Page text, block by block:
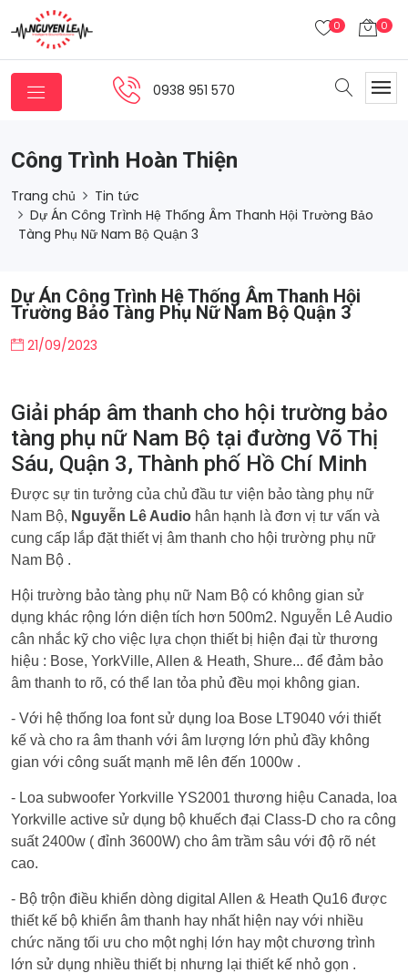
0 0
0938 951 570
Công Trình Hoàn Thiện
Trang chủ
Tin tức
Dự Án Công Trình Hệ Thống Âm Thanh Hội Trường Bảo
Tàng Phụ Nữ Nam Bộ Quận 3
Dự Án Công Trình Hệ Thống Âm Thanh Hội
Trường Bảo Tàng Phụ Nữ Nam Bộ Quận 3
21/09/2023
Giải pháp âm thanh cho hội trường bảo
tàng phụ nữ Nam Bộ tại đường Võ Thị
Sáu, Quận 3, Thành phố Hồ Chí Minh
Được sự tin tưởng của chủ đầu tư viện bảo tàng phụ nữ
Nam Bộ, Nguyễn Lê Audio hân hạnh là đơn vị tư vấn và
cung cấp lắp đặt thiết vị âm thanh cho hội trường phụ nữ
Nam Bộ .
Hội trường bảo tàng phụ nữ Nam Bộ có không gian sử
dụng khác rộng lớn diện tích hơn 500m2. Nguyễn Lê Audio
cân nhắc kỹ cho việc lựa chọn thiết bị hiện đại từ thương
hiệu : Bose, YorkVille, Allen & Heath, Shure... để đảm bảo
âm thanh to rõ, có thể lan tỏa phủ đều mọi không gian.
- Với hệ thống loa font sử dụng loa Bose LT9040 với thiết
kế và cho ra âm thanh với âm lượng lớn phủ đầy không
gian với công suất mạnh mẽ lên đến 1000w .
- Loa subwoofer Yorkville YS2001 thương hiệu Canada, loa
Yorkville active sử dụng bộ khuếch đại Class-D cho ra công
suất 2400w ( đỉnh 3600W) cho âm trầm sâu với độ rõ nét
cao.
- Bộ trộn điều khiển dòng digital Allen & Heath Qu16 được
thiết kế bộ khiển âm thanh hay nhất hiện nay với nhiều
chức năng tối ưu cho một nghị lớn hay một chương trình
lớn sử dụng nhiều thiết bị nhưng lại thiết kế nhỏ gọn .